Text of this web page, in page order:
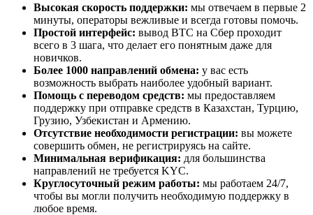
Высокая скорость поддержки: мы отвечаем в первые 2
минуты, операторы вежливые и всегда готовы помочь.
Простой интерфейс: вывод BTC на Сбер проходит
всего в 3 шага, что делает его понятным даже для
новичков.
Более 1000 направлений обмена: у вас есть
возможность выбрать наиболее удобный вариант.
Помощь с переводом средств: мы предоставляем
поддержку при отправке средств в Казахстан, Турцию,
Грузию, Узбекистан и Армению.
Отсутствие необходимости регистрации: вы можете
совершить обмен, не регистрируясь на сайте.
Минимальная верификация: для большинства
направлений не требуется KYC.
Круглосуточный режим работы: мы работаем 24/7,
чтобы вы могли получить необходимую поддержку в
любое время.